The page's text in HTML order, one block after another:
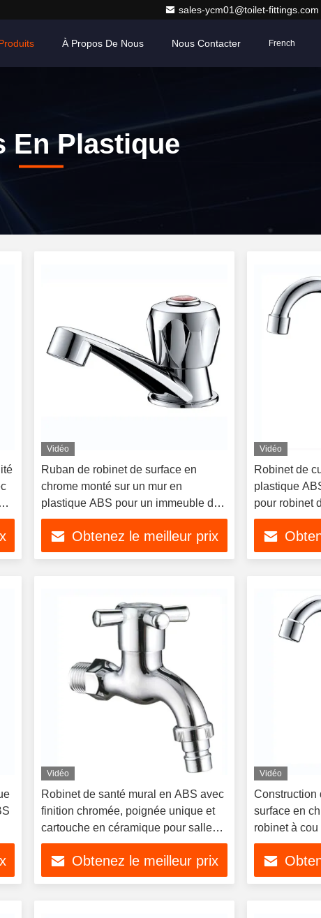
sales-ycm01@toilet-fittings.com
À Propos De Nous Nous Contacter French
En Plastique
Vidéo
Ruban de robinet de surface en
chrome monté sur un mur en
plastique ABS pour un immeuble de
bureaux
Obtenez le meilleur prix
Vidéo
Robinet de
plastique
pour robinet
Vidéo
Robinet de santé mural en ABS avec
finition chromée, poignée unique et
cartouche en céramique pour salle
de bain d'hôtel
Obtenez le meilleur prix
Vidéo
Construction
surface en
robinet à
cuisine